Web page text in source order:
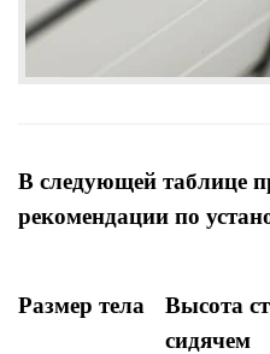
В следующей таблице
рекомендации по
Размер тела
Высота
сидячем